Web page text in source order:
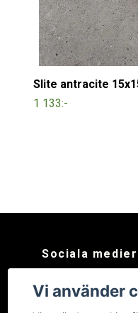
Slite antracite
1 133:-
Sociala medier
Facebook
Vi använder